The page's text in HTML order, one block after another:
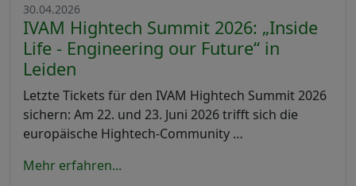
30.04.2026
IVAM Hightech Summit 2026: „Inside
Life - Engineering our Future“ in
Leiden
Letzte Tickets für den IVAM Hightech Summit 2026
sichern: Am 22. und 23. Juni 2026 trifft sich die
europäische Hightech-Community …
Mehr erfahren...